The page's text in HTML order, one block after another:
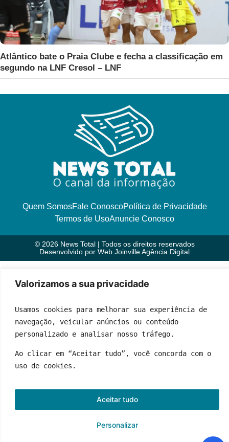
Valorizamos a sua privacidade
Usamos cookies para melhorar sua experiência de
navegação, veicular anúncios ou conteúdo
personalizado e analisar nosso tráfego.
Ao clicar em “Aceitar tudo”, você concorda com o
uso de cookies.
Personalizar
Aceitar tudo
Atlântico bate o Praia Clube e fecha a classificação em
segundo na LNF Cresol – LNF
Quem SomosFale ConoscoPolítica de Privacidade
Termos de UsoAnuncie Conosco
© 2026 News Total | Todos os direitos reservados
Desenvolvido por Web Joinville Agência Digital